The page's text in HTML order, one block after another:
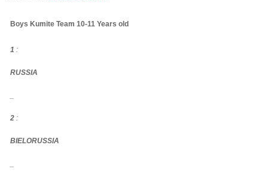
Boys Kumite Team 10-11 Years old
1 :
RUSSIA
2 :
BIELORUSSIA